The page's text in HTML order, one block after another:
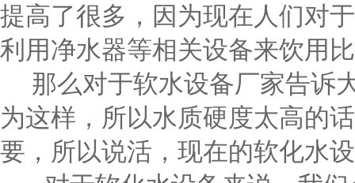
提高了很多，因为现在人们对
利用净水器等相关设备来饮用
那么对于软水设备厂家告诉
为这样，所以水质硬度太高的
要，所以说活，现在的软化水